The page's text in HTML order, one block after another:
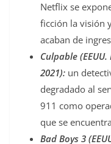
Netflix se
ficción la visión
acaban de
Culpable
2021): un
degradado al
911 como
que se
Bad Boys 3